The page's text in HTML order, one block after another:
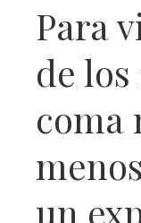
Para
de los
coma
un